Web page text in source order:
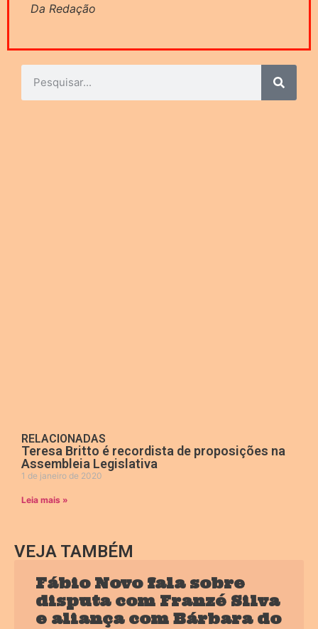
Da Redação
RELACIONADAS
Teresa Britto é recordista de proposições na
Assembleia Legislativa
1 de janeiro de 2020
Leia mais »
VEJA TAMBÉM
Fábio Novo fala sobre
disputa com Franzé Silva
e aliança com Bárbara do